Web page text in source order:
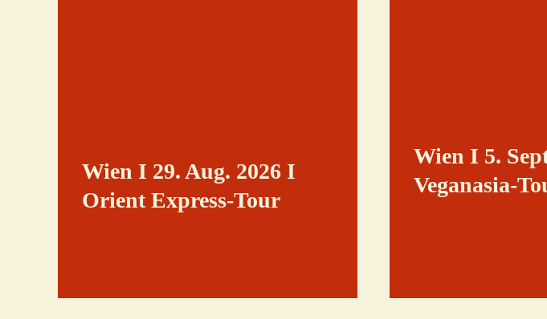
Wien I 29. Aug. 2026 I
Orient Express-Tour
Wien I 5.
Veganasia-